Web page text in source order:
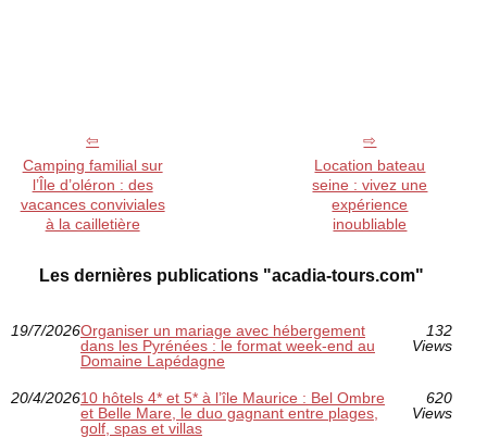
Camping familial sur
l’Île d’oléron : des
vacances conviviales
à la cailletière
Location bateau
seine : vivez une
expérience
inoubliable
Les dernières publications "acadia-tours.com"
19/7/2026Organiser un mariage avec hébergement
dans les Pyrénées : le format week-end au
Domaine Lapédagne
132
Views
20/4/202610 hôtels 4* et 5* à l’île Maurice : Bel Ombre
et Belle Mare, le duo gagnant entre plages,
golf, spas et villas
620
Views